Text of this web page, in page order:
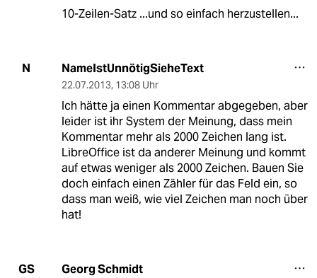
10-Zeilen-Satz ...und so einfach herzustellen...
N NameIstUnnötigSieheText
22.07.2013, 13:08 Uhr
Ich hätte ja einen Kommentar abgegeben, aber
leider ist ihr System der Meinung, dass mein
Kommentar mehr als 2000 Zeichen lang ist.
LibreOffice ist da anderer Meinung und kommt
auf etwas weniger als 2000 Zeichen. Bauen Sie
doch einfach einen Zähler für das Feld ein, so
dass man weiß, wie viel Zeichen man noch über
hat!
GS Georg Schmidt